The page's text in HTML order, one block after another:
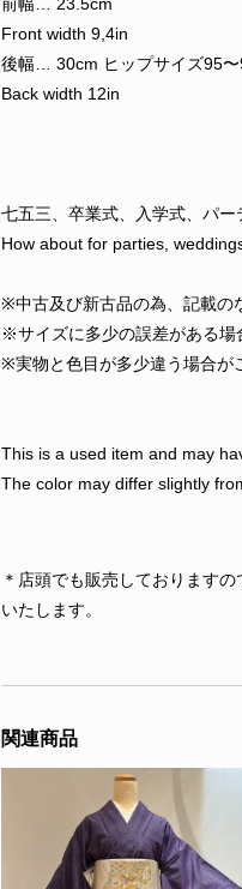
Front width 9,4in
後幅… 30cm ヒップサイズ95〜
Back width 12in
七五三、卒業式、入学式、パ
How about for parties,
※中古及び新古品の為、記載の
※サイズに多少の誤差がある場
※実物と色目が多少違う場合が
This is a used item and may
The color may differ slightly
＊店頭でも販売しております
いたします。
関連商品